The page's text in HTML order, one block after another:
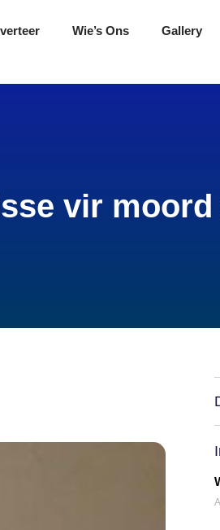
Wie’s Ons Gallery
vir